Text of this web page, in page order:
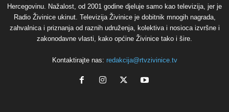
Hercegovinu. Nažalost, od 2001 godine djeluje samo kao televizija, jer je
Radio Živinice ukinut. Televizija Živinice je dobitnik mnogih nagrada,
zahvalnica i priznanja od raznih udruženja, kolektiva i nosioca izvršne i
zakonodavne vlasti, kako općine Živinice tako i šire.
Kontaktirajte nas: redakcija@rtvzivinice.tv